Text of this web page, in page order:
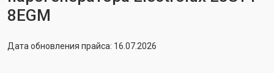
8EGM
Дата обновления прайса: 16.07.2026